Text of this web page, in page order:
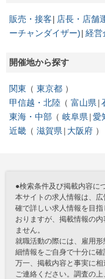
販売・接客 店長・店舗
ーチャンダイザー) 経営
開催地から探す
関東
東京都
甲信越・北陸
富山県
東海・中部
岐阜県 愛
近畿
滋賀県 大阪府
●検索条件及び掲載内容に
本サイトの求人情報は、
確で詳しい求人情報を目
おりますが、掲載情報の
ません。
就職活動の際には、雇用
細情報をご自身で十分に確
万一、掲載内容と事実に
ご連絡ください。調査の上